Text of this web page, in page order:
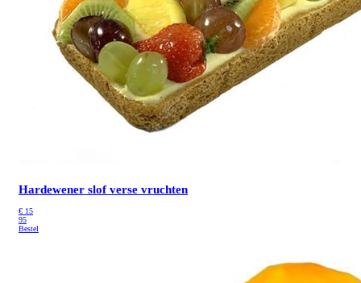
Hardewener slof verse vruchten
€ 15
95
Bestel